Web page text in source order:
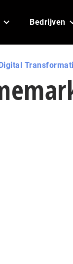
Bedrijven